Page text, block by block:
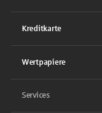
Kreditkarte
Wertpapiere
Services